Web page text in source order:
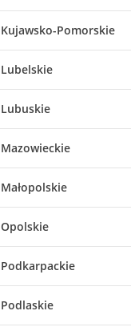
Kujawsko-Pomorskie
Lubelskie
Lubuskie
Mazowieckie
Małopolskie
Opolskie
Podkarpackie
Podlaskie